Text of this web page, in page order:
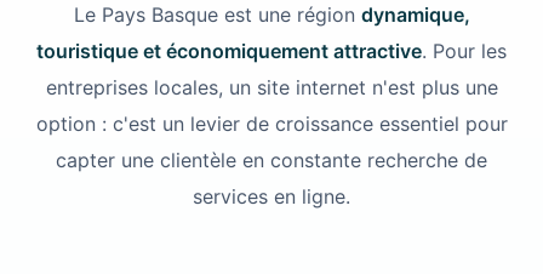
Le Pays Basque est une région dynamique,
touristique et économiquement attractive. Pour les
entreprises locales, un site internet n'est plus une
option : c'est un levier de croissance essentiel pour
capter une clientèle en constante recherche de
services en ligne.